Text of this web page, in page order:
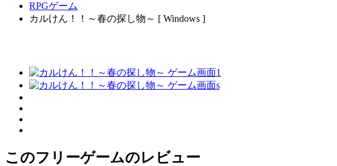
RPGゲーム
カルけん！！～春の探し物～ [ Windows ]
このフリーゲームのレビュー